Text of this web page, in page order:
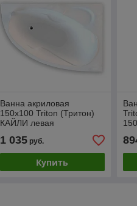
Ванна акриловая
150х100 Triton (Тритон)
КАЙЛИ левая
1 035руб.
Купить